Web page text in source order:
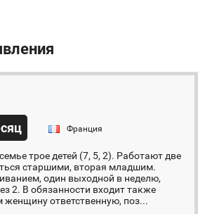
Франция
трое детей (7, 5, 2). Работают две
старшими, вторая младшим.
один выходной в неделю,
2. В обязанности входит также
ответственную, поз...